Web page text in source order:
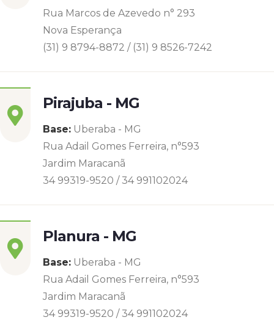
Rua Marcos de Azevedo n° 293
Nova Esperança
(31) 9 8794-8872 / (31) 9 8526-7242
Pirajuba - MG
Base: Uberaba - MG
Rua Adail Gomes Ferreira, n°593
Jardim Maracanã
34 99319-9520 / 34 991102024
Planura - MG
Base: Uberaba - MG
Rua Adail Gomes Ferreira, n°593
Jardim Maracanã
34 99319-9520 / 34 991102024